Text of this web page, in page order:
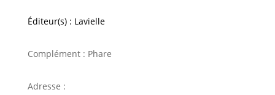
Éditeur(s) : Lavielle
Complément : Phare
Adresse :